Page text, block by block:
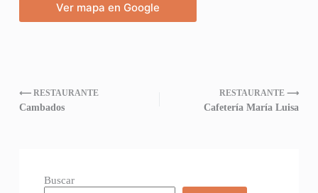
Ver mapa en Google
⟵ RESTAURANTE
Cambados
RESTAURANTE ⟶
Cafetería María Luisa
Buscar